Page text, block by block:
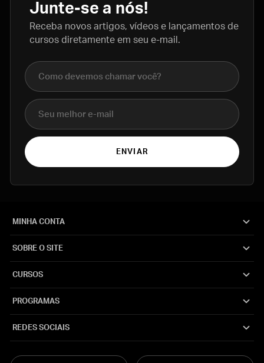
Junte-se a nós!
Receba novos artigos, vídeos e lançamentos de
cursos diretamente em seu e-mail.
Nome completo
E-mail
ENVIAR
MINHA CONTA
SOBRE O SITE
CURSOS
PROGRAMAS
REDES SOCIAIS